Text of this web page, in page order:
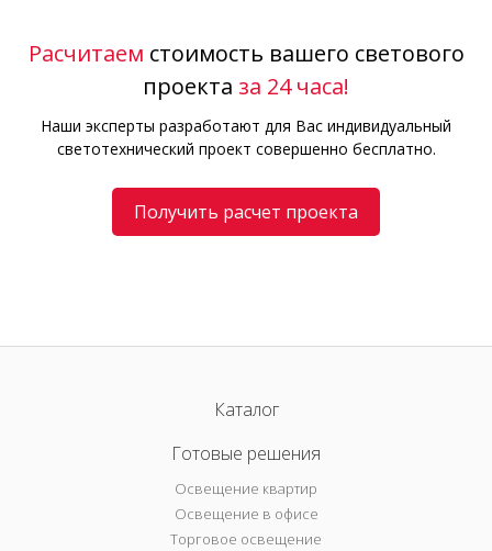
Расчитаем стоимость вашего светового
проекта за 24 часа!
Наши эксперты разработают для Вас индивидуальный
светотехнический проект совершенно бесплатно.
Получить расчет проекта
Каталог
Готовые решения
Освещение квартир
Освещение в офисе
Торговое освещение